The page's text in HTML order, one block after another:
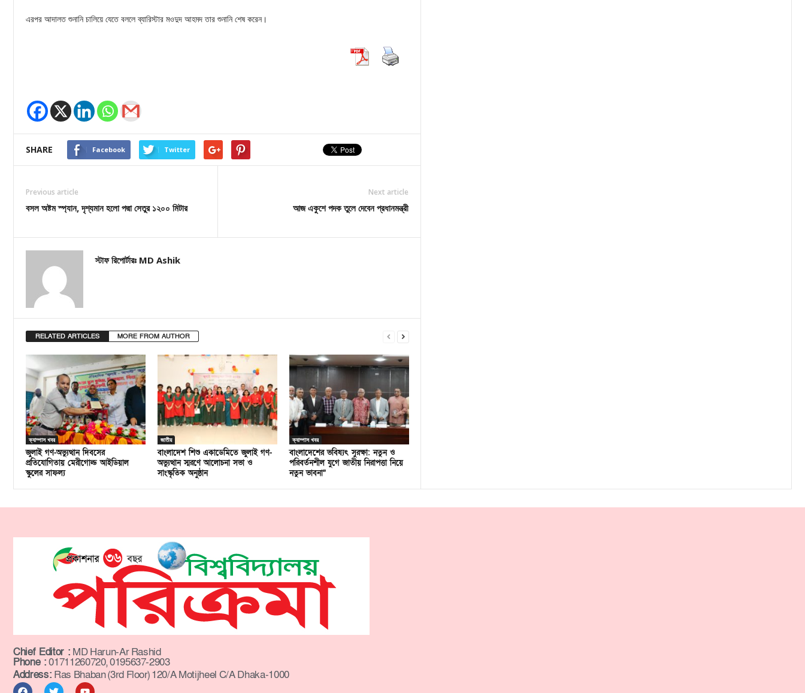
এরপর আদালত শুনানি চালিয়ে যেতে বললে ব্যারিস্টার মওদুদ আহমদ তার শুনানি শেষ করেন।
SHARE Facebook Twitter
Previous article
বসল অষ্টম স্প্যান, দৃশ্যমান হলো পদ্মা সেতুর ১২০০ মিটার
Next article
আজ একুশে পদক তুলে দেবেন প্রধানমন্ত্রী
স্টাফ রিপোর্টারঃ MD Ashik
RELATED ARTICLES MORE FROM AUTHOR
ক্যাম্পাস খবর
জুলাই গণ-অভ্যুত্থান দিবসের
প্রতিযোগিতায় মেরীগোল্ড আইডিয়াল
স্কুলের সাফল্য
জাতীয়
বাংলাদেশ শিশু একাডেমিতে জুলাই গণ-
অভ্যুত্থান স্মরণে আলোচনা সভা ও
সাংস্কৃতিক অনুষ্ঠান
ক্যাম্পাস খবর
বাংলাদেশের ভবিষ্যৎ সুরক্ষা: নতুন ও
পরিবর্তনশীল যুগে জাতীয় নিরাপত্তা নিয়ে
নতুন ভাবনা”
Chief Editor : MD Harun-Ar Rashid
Phone :01711260720, 0195637-2903
Address: Ras Bhaban (3rd Floor) 120/A Motijheel C/A Dhaka-1000